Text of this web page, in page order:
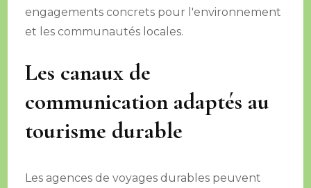
engagements concrets pour l'environnement
et les communautés locales.
Les canaux de
communication adaptés au
tourisme durable
Les agences de voyages durables peuvent